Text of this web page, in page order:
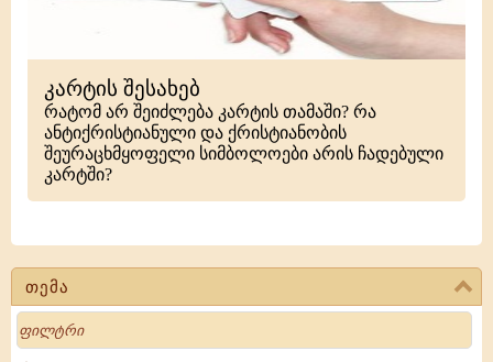
თემა
Search
კარტის შესახებ
რატომ არ შეიძლება კარტის თამაში? რა
ანტიქრისტიანული და ქრისტიანობის
შეურაცხმყოფელი სიმბოლოები არის ჩადებული
კარტში?